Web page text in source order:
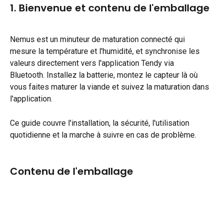
1. Bienvenue et contenu de l'emballage
Nemus est un minuteur de maturation connecté qui
mesure la température et l'humidité, et synchronise les
valeurs directement vers l'application Tendy via
Bluetooth. Installez la batterie, montez le capteur là où
vous faites maturer la viande et suivez la maturation dans
l'application.
Ce guide couvre l'installation, la sécurité, l'utilisation
quotidienne et la marche à suivre en cas de problème.
Contenu de l'emballage